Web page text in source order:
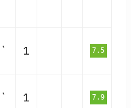
1 7.5
1 7.9